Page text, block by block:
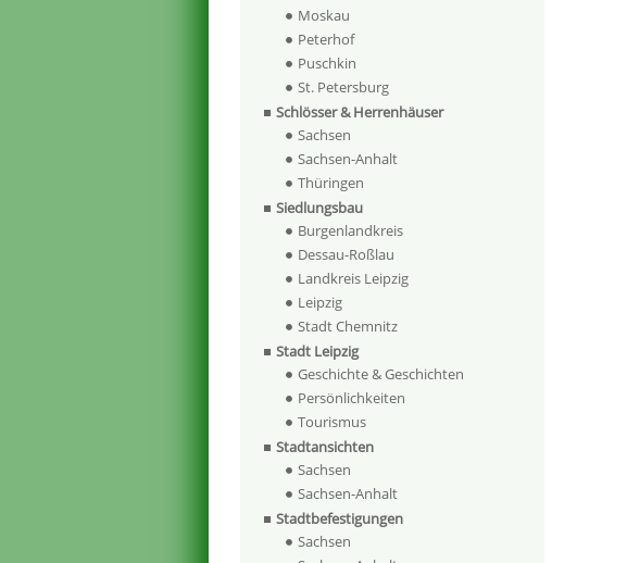
Moskau
Peterhof
Puschkin
St. Petersburg
Schlösser & Herrenhäuser
Sachsen
Sachsen-Anhalt
Thüringen
Siedlungsbau
Burgenlandkreis
Dessau-Roßlau
Landkreis Leipzig
Leipzig
Stadt Chemnitz
Stadt Leipzig
Geschichte & Geschichten
Persönlichkeiten
Tourismus
Stadtansichten
Sachsen
Sachsen-Anhalt
Stadtbefestigungen
Sachsen